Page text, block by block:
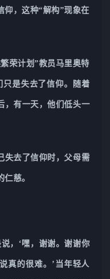
仰，这种“解构”现象在
荣计划”教员马里奥特
只是失去了信仰。随着
，有一天，他们低头一
失去了信仰时，父母需
慈。
，‘嘿，谢谢。谢谢你
真的很难。’当年轻人